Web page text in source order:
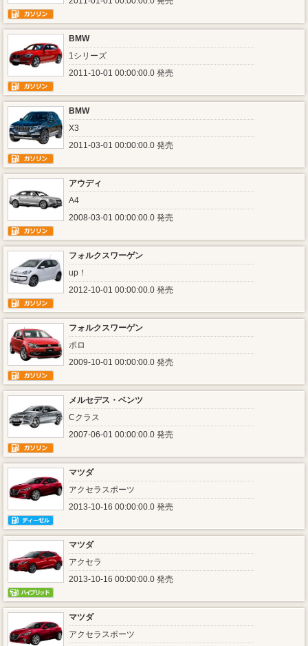
BMW
1シリーズ
2011-10-01 00:00:00.0 発売
BMW
X3
2011-03-01 00:00:00.0 発売
アウディ
A4
2008-03-01 00:00:00.0 発売
フォルクスワーゲン
up！
2012-10-01 00:00:00.0 発売
フォルクスワーゲン
ポロ
2009-10-01 00:00:00.0 発売
メルセデス・ベンツ
Cクラス
2007-06-01 00:00:00.0 発売
マツダ
アクセラスポーツ
2013-10-16 00:00:00.0 発売
マツダ
アクセラ
2013-10-16 00:00:00.0 発売
マツダ
アクセラスポーツ